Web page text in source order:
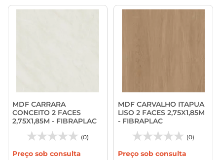
MDF CARRARA
CONCEITO 2 FACES
2,75X1,85M - FIBRAPLAC
(0)
Preço sob consulta
MDF CARVALHO ITAPUA
LISO 2 FACES 2,75X1,85M
- FIBRAPLAC
(0)
Preço sob consulta